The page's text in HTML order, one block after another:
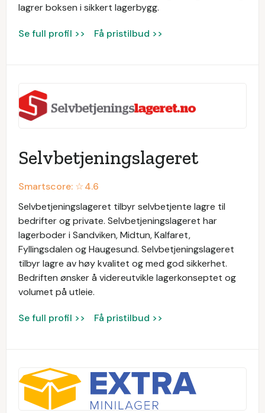
lagrer boksen i sikkert lagerbygg.
Se full profil >> Få pristilbud >>
Selvbetjeningslageret
Smartscore: ☆4.6
Selvbetjeningslageret tilbyr selvbetjente lagre til
bedrifter og private. Selvbetjeningslageret har
lagerboder i Sandviken, Midtun, Kalfaret,
Fyllingsdalen og Haugesund. Selvbetjeningslageret
tilbyr lagre av høy kvalitet og med god sikkerhet.
Bedriften ønsker å videreutvikle lagerkonseptet og
volumet på utleie.
Se full profil >> Få pristilbud >>